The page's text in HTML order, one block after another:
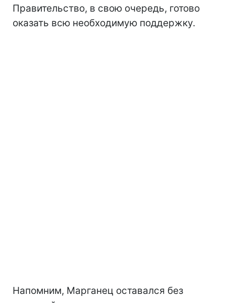
Правительство, в свою очередь, готово
оказать всю необходимую поддержку.
Напомним, Марганец оставался без